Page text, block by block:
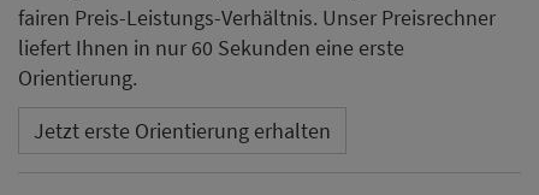
fairen Preis-Leistungs-Verhältnis. Unser Preisrechner
liefert Ihnen in nur 60 Sekunden eine erste
Orientierung.
Jetzt erste Orientierung erhalten